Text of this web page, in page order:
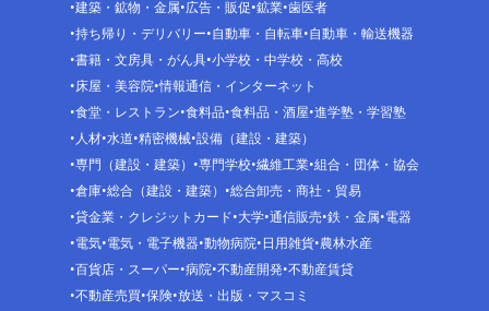
建築・鉱物・金属 広告・販促 鉱業 歯医者
持ち帰り・デリバリー 自動車・自転車 自動車・輸送機器
書籍・文房具・がん具 小学校・中学校・高校
床屋・美容院 情報通信・インターネット
食堂・レストラン 食料品 食料品・酒屋 進学塾・学習塾
人材 水道 精密機械 設備（建設・建築）
専門（建設・建築）
専門学校 繊維工業 組合・団体・協会
倉庫 総合（建設・建築）
総合卸売・商社・貿易
貸金業・クレジットカード 大学 通信販売 鉄・金属 電器
電気 電気・電子機器 動物病院 日用雑貨 農林水産
百貨店・スーパー 病院 不動産開発 不動産賃貸
不動産売買 保険 放送・出版・マスコミ